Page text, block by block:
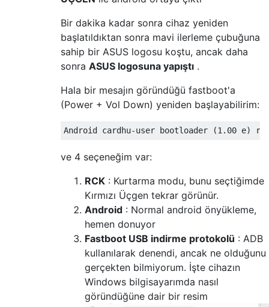
Bir dakika kadar sonra cihaz yeniden
başlatıldıktan sonra mavi ilerleme çubuğuna
sahip bir ASUS logosu koştu, ancak daha
sonra ASUS logosuna yapıştı .
Hala bir mesajın göründüğü fastboot'a
(Power + Vol Down) yeniden başlayabilirim:
ve 4 seçeneğim var:
RCK : Kurtarma modu, bunu seçtiğimde
Kırmızı Üçgen tekrar görünür.
Android : Normal android önyükleme,
hemen donuyor
Fastboot USB indirme protokolü : ADB
kullanılarak denendi, ancak ne olduğunu
gerçekten bilmiyorum. İşte cihazın
Windows bilgisayarımda nasıl
göründüğüne dair bir resim